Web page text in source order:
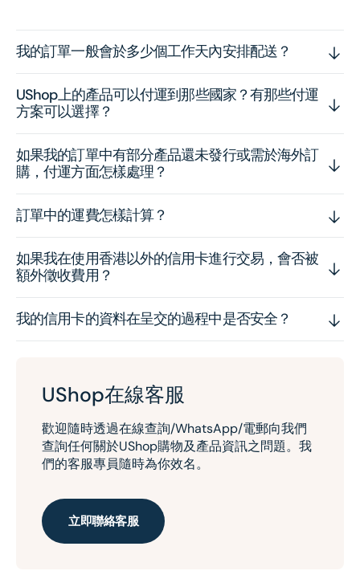
我的訂單一般會於多少個工作天內安排配送？
UShop上的產品可以付運到那些國家？有那些付運
方案可以選擇？
如果我的訂單中有部分產品還未發行或需於海外訂
購，付運方面怎樣處理？
訂單中的運費怎樣計算？
如果我在使用香港以外的信用卡進行交易，會否被
額外徵收費用？
我的信用卡的資料在呈交的過程中是否安全？
UShop在線客服
歡迎隨時透過在線查詢/WhatsApp/電郵向我們
查詢任何關於UShop購物及產品資訊之問題。我
們的客服專員隨時為你效名。
立即聯絡客服